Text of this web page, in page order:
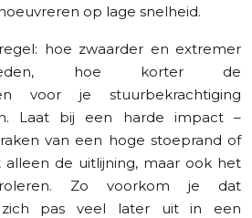
op lage snelheid.
hoe zwaarder en extremer
hoe korter de
voor je stuurbekrachtiging
Laat bij een harde impact –
van een hoge stoeprand of
de uitlijning, maar ook het
Zo voorkom je dat
zich pas veel later uit in een